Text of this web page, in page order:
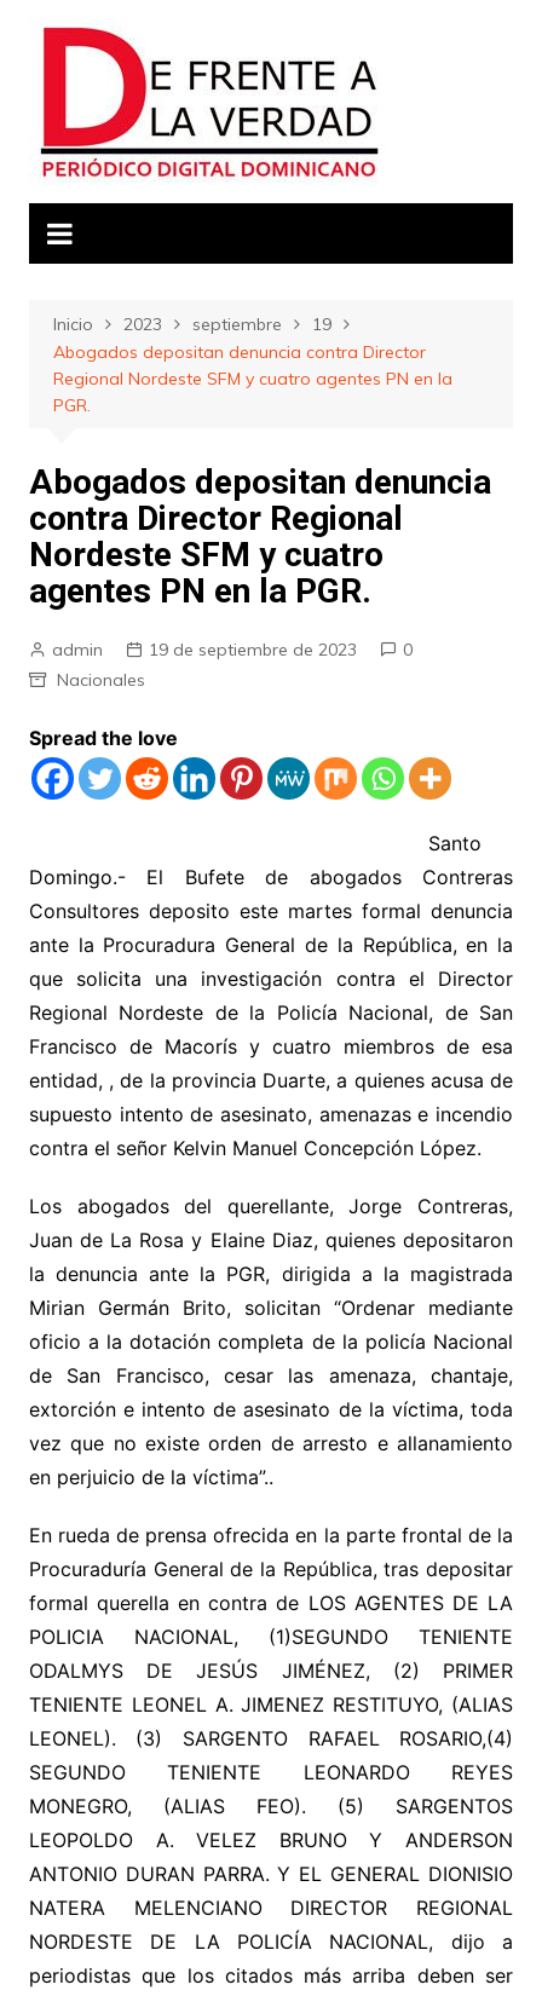
Inicio 2023 septiembre
19
Abogados depositan denuncia contra Director
Regional Nordeste SFM y cuatro agentes PN en la
PGR.
Abogados depositan denuncia
contra Director Regional
Nordeste SFM y cuatro
agentes PN en la PGR.
admin 19 de septiembre de 2023
0
Nacionales
Spread the love
Santo
Domingo.- El Bufete de abogados Contreras
Consultores deposito este martes formal denuncia
ante la Procuradura General de la República, en la
que solicita una investigación contra el Director
Regional Nordeste de la Policía Nacional, de San
Francisco de Macorís y cuatro miembros de esa
entidad, , de la provincia Duarte, a quienes acusa de
supuesto intento de asesinato, amenazas e incendio
contra el señor Kelvin Manuel Concepción López.
Los abogados del querellante, Jorge Contreras,
Juan de La Rosa y Elaine Diaz, quienes depositaron
la denuncia ante la PGR, dirigida a la magistrada
Mirian Germán Brito, solicitan “Ordenar mediante
oficio a la dotación completa de la policía Nacional
de San Francisco, cesar las amenaza, chantaje,
extorción e intento de asesinato de la víctima, toda
vez que no existe orden de arresto e allanamiento
en perjuicio de la víctima”..
En rueda de prensa ofrecida en la parte frontal de la
Procuraduría General de la República, tras depositar
formal querella en contra de LOS AGENTES DE LA
POLICIA NACIONAL, (1)SEGUNDO TENIENTE
ODALMYS DE JESÚS JIMÉNEZ, (2) PRIMER
TENIENTE LEONEL A. JIMENEZ RESTITUYO, (ALIAS
LEONEL). (3) SARGENTO RAFAEL ROSARIO,(4)
SEGUNDO TENIENTE LEONARDO REYES
MONEGRO, (ALIAS FEO). (5) SARGENTOS
LEOPOLDO A. VELEZ BRUNO Y ANDERSON
ANTONIO DURAN PARRA. Y EL GENERAL DIONISIO
NATERA MELENCIANO DIRECTOR REGIONAL
NORDESTE DE LA POLICÍA NACIONAL, dijo a
periodistas que los citados más arriba deben ser